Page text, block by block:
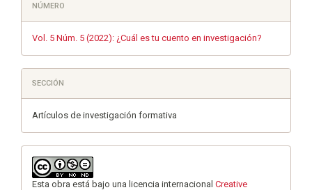
NÚMERO
Vol. 5 Núm. 5 (2022): ¿Cuál es tu cuento en investigación?
SECCIÓN
Artículos de investigación formativa
Esta obra está bajo una licencia internacional Creative